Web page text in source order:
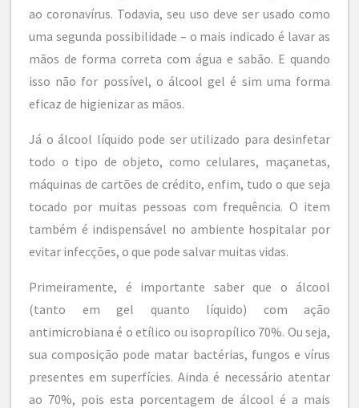
ao coronavírus. Todavia, seu uso deve ser usado como
uma segunda possibilidade – o mais indicado é lavar as
mãos de forma correta com água e sabão. E quando
isso não for possível, o álcool gel é sim uma forma
eficaz de higienizar as mãos.
Já o álcool líquido pode ser utilizado para desinfetar
todo o tipo de objeto, como celulares, maçanetas,
máquinas de cartões de crédito, enfim, tudo o que seja
tocado por muitas pessoas com frequência. O item
também é indispensável no ambiente hospitalar por
evitar infecções, o que pode salvar muitas vidas.
Primeiramente, é importante saber que o álcool
(tanto em gel quanto líquido) com ação
antimicrobiana é o etílico ou isopropílico 70%. Ou seja,
sua composição pode matar bactérias, fungos e vírus
presentes em superfícies. Ainda é necessário atentar
ao 70%, pois esta porcentagem de álcool é a mais